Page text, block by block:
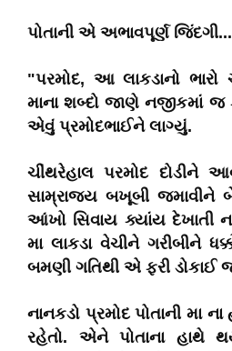
પોતાની એ અભાવપૂર્ણ
"પરમોદ, આ લાકડાનો ભારો
માના શબ્દો જાણે નજીકમાં જ
એવું પ્રમોદભાઈને લાગ્યું.
ચીંથરેહાલ પરમોદ દોડીને
સામ્રાજ્ય બખૂબી જમાવીને
આંખો સિવાય ક્યાંય દેખાતી
મા લાકડા વેચીને ગરીબીને
બમણી ગતિથી એ ફરી ડોકાઈ
નાનકડો પ્રમોદ પોતાની મા
રહેતો. એને પોતાના હાથે